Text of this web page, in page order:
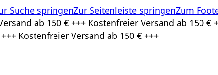
Suche springenZur Seitenleiste springenZum
ab 150 € +++ Kostenfreier Versand ab 150
Kostenfreier Versand ab 150 € +++